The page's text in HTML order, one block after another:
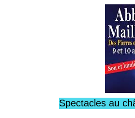
Spectacles au